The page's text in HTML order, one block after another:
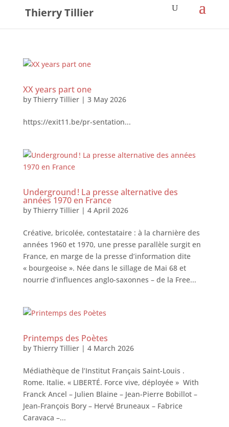
Thierry Tillier
XX years part one
by Thierry Tillier| 3 May 2026
https://exit11.be/pr-sentation...
Underground ! La presse alternative des
années 1970 en France
by Thierry Tillier| 4 April 2026
Créative, bricolée, contestataire : à la charnière des
années 1960 et 1970, une presse parallèle surgit en
France, en marge de la presse d’information dite
« bourgeoise ». Née dans le sillage de Mai 68 et
nourrie d’influences anglo-saxonnes – de la Free...
Printemps des Poètes
by Thierry Tillier| 4 March 2026
Médiathèque de l’Institut Français Saint-Louis .
Rome. Italie. « LIBERTÉ. Force vive, déployée » With
Franck Ancel – Julien Blaine – Jean-Pierre Bobillot –
Jean-François Bory – Hervé Bruneaux – Fabrice
Caravaca –...